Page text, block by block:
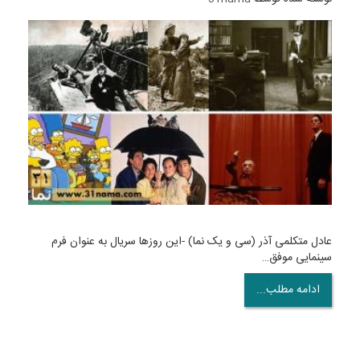
عادل متکلمی آذر (سی و یک نما) -این روزها سریال به عنوان فرم
سینمایی موفق…
ادامه مطلب...